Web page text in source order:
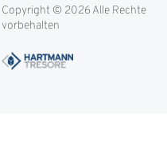
Copyright © 2026 Alle Rechte
vorbehalten